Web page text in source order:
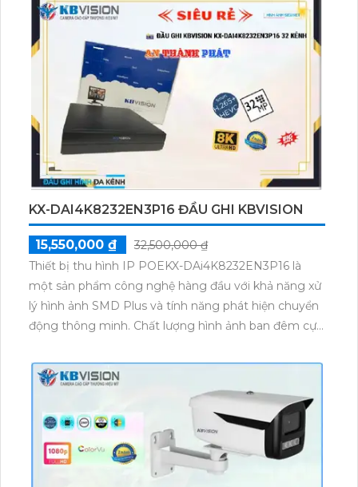
KX-DAI4K8232EN3P16 ĐẦU GHI KBVISION
15,550,000 ₫
32,500,000 ₫
Thiết bị thu hình IP POEKX-DAi4K8232EN3P16 là
một sản phẩm công nghệ hàng đầu với khả năng xử
lý hình ảnh SMD Plus và tính năng phát hiện chuyển
động thông minh. Chất lượng hình ảnh ban đêm cực
Thiết bị còn được trang bị 2 HDD với dung lượng lớn
để lưu trữ dữ liệu. Với thiết kế sử dụng công nghệ IP
POE, việc cài đặt và sử dụng trở nên dễ dàng hơn
bao giờ hết. Công nghệ hình ảnh sắc nét với 32 MP
và khả năng nhận khuôn mặt tích hợp công nghệ
nhìn đêm chất lượng ONVIF làm tăng tính bảo mật